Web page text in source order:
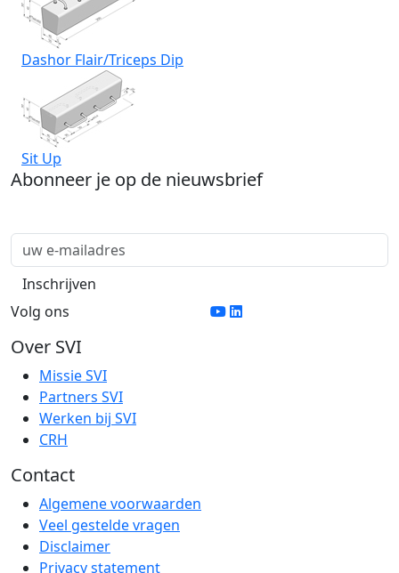
Dashor Flair/Triceps Dip
Sit Up
Abonneer je op de nieuwsbrief
Volg ons
Over SVI
Missie SVI
Partners SVI
Werken bij SVI
CRH
Contact
Algemene voorwaarden
Veel gestelde vragen
Disclaimer
Privacy statement